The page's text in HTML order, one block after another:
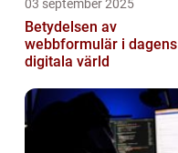
03 september 2025
Betydelsen av
webbformulär i dagens
digitala värld